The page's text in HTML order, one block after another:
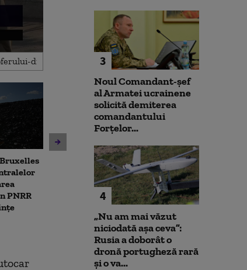
PNRR
Noua lege a integrității
deschide calea spre
parteneriatul civil. ACCEPT:
Nu poți impune obligații
fără să oferi și drepturi
Unitatea 2 de
ar putea fi
Dunărea
Ce spune
centralei
3
Noul Comandant-șef
al Armatei ucrainene
solicită demiterea
comandantului
Forțelor...
4
„Nu am mai văzut
niciodată așa ceva”:
Rusia a doborât o
dronă portugheză rară
și o va...